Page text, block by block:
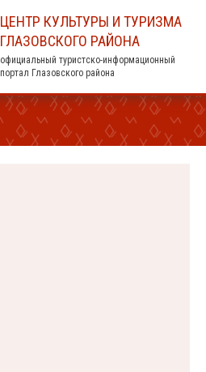
ЦЕНТР КУЛЬТУРЫ И ТУРИЗМА
ГЛАЗОВСКОГО РАЙОНА
официальный туристско-информационный
портал Глазовского района